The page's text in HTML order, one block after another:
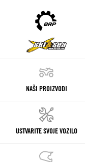
NAŠI PROIZVODI
USTVARITE SVOJE VOZILO